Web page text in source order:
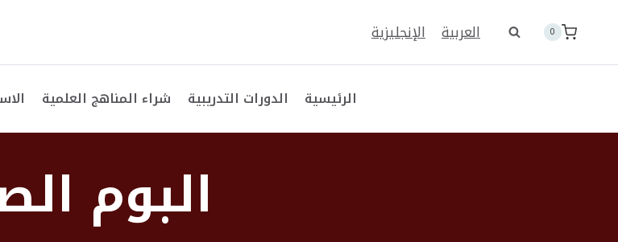
المحتوى 0 العربية الإنجليزية
الرئيسية الدورات التدريبية شراء المناهج العلمية
البوم